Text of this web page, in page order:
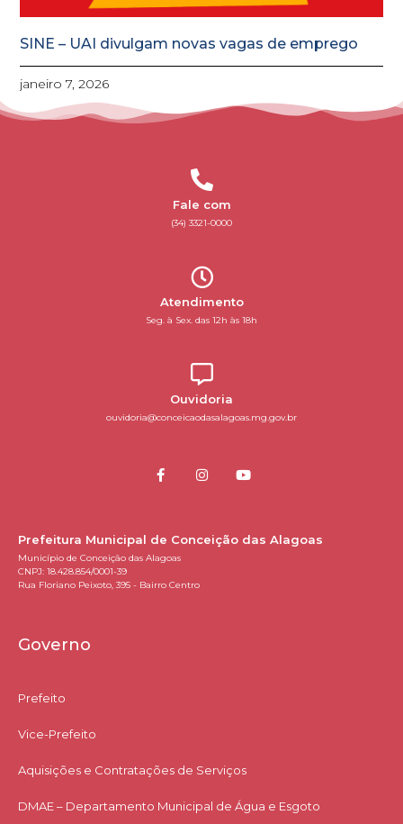
SINE – UAI divulgam novas vagas de emprego
janeiro 7, 2026
Fale com
(34) 3321-0000
Atendimento
Seg. à Sex. das 12h às 18h
Ouvidoria
ouvidoria@conceicaodasalagoas.mg.gov.br
Prefeitura Municipal de Conceição das Alagoas
Município de Conceição das Alagoas
CNPJ: 18.428.854/0001-39
Rua Floriano Peixoto, 395 - Bairro Centro
Governo
Prefeito
Vice-Prefeito
Aquisições e Contratações de Serviços​
DMAE – Departamento Municipal de Água e Esgoto